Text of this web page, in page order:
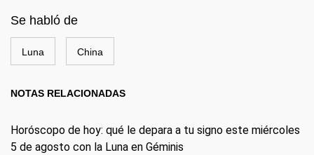
Se habló de
Luna China
NOTAS RELACIONADAS
Horóscopo de hoy: qué le depara a tu signo este miércoles
5 de agosto con la Luna en Géminis